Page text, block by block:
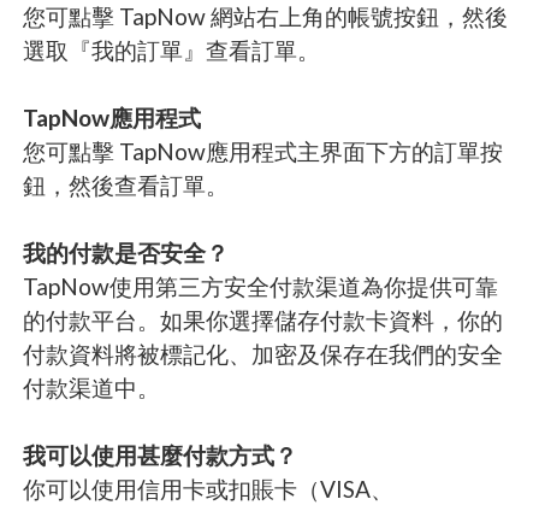
您可點擊 TapNow 網站右上角的帳號按鈕，然後
選取『我的訂單』查看訂單。
TapNow應用程式
您可點擊 TapNow應用程式主界面下方的訂單按
鈕，然後查看訂單。
我的付款是否安全？
TapNow使用第三方安全付款渠道為你提供可靠
的付款平台。如果你選擇儲存付款卡資料，你的
付款資料將被標記化、加密及保存在我們的安全
付款渠道中。
我可以使用甚麼付款方式？
你可以使用信用卡或扣賬卡（VISA、